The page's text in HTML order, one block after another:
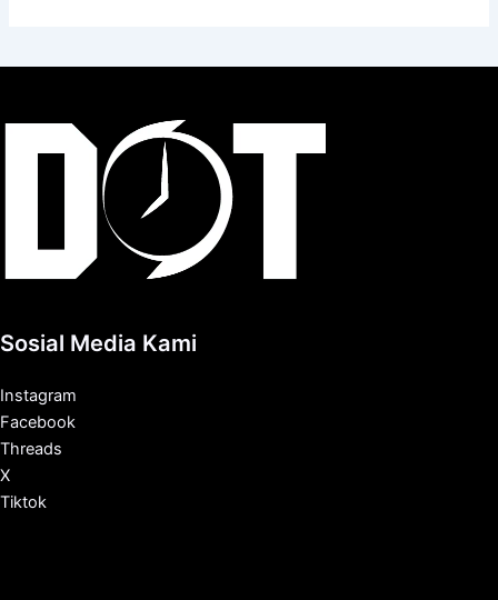
Sosial Media Kami
Instagram
Facebook
Threads
X
Tiktok